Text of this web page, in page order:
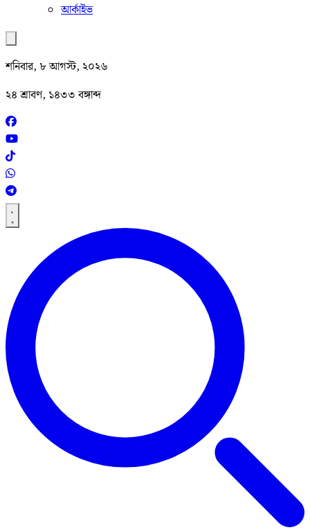
আর্কাইভ
শনিবার, ৮ আগস্ট, ২০২৬
২৪ শ্রাবণ, ১৪৩৩ বঙ্গাব্দ